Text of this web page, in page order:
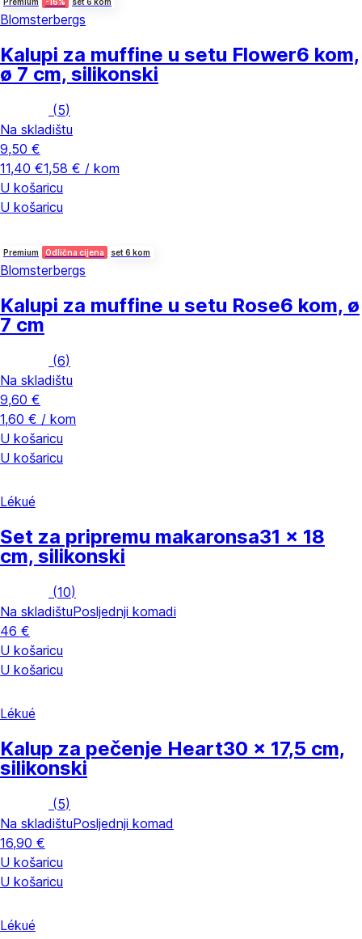
Blomsterbergs
Kalupi za muffine u setu Flower6 kom,
ø 7 cm, silikonski
(5)
Na skladištu
9,50 €
11,40 €1,58 € / kom
U košaricu
U košaricu
Premium Odlična cijena set 6 kom
Blomsterbergs
Kalupi za muffine u setu Rose6 kom, ø
7 cm
(6)
Na skladištu
9,60 €
1,60 € / kom
U košaricu
U košaricu
Lékué
Set za pripremu makaronsa31 x 18
cm, silikonski
(10)
Na skladištuPosljednji komadi
46 €
U košaricu
U košaricu
Lékué
Kalup za pečenje Heart30 x 17,5 cm,
silikonski
(5)
Na skladištuPosljednji komad
16,90 €
U košaricu
U košaricu
Lékué